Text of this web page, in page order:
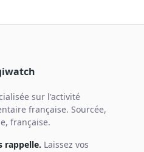
sur l'activité
française. Sourcée,
française.
rappelle. Laissez vos